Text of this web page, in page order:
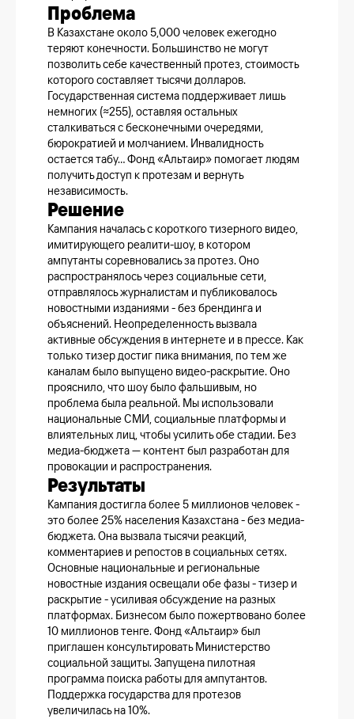
Проблема
В Казахстане около 5,000 человек ежегодно
теряют конечности. Большинство не могут
позволить себе качественный протез, стоимость
которого составляет тысячи долларов.
Государственная система поддерживает лишь
немногих (≈255), оставляя остальных
сталкиваться с бесконечными очередями,
бюрократией и молчанием. Инвалидность
остается табу... Фонд «Альтаир» помогает людям
получить доступ к протезам и вернуть
независимость.
Решение
Кампания началась с короткого тизерного видео,
имитирующего реалити-шоу, в котором
ампутанты соревновались за протез. Оно
распространялось через социальные сети,
отправлялось журналистам и публиковалось
новостными изданиями - без брендинга и
объяснений. Неопределенность вызвала
активные обсуждения в интернете и в прессе. Как
только тизер достиг пика внимания, по тем же
каналам было выпущено видео-раскрытие. Оно
прояснило, что шоу было фальшивым, но
проблема была реальной. Мы использовали
национальные СМИ, социальные платформы и
влиятельных лиц, чтобы усилить обе стадии. Без
медиа-бюджета — контент был разработан для
провокации и распространения.
Результаты
Кампания достигла более 5 миллионов человек -
это более 25% населения Казахстана - без медиа-
бюджета. Она вызвала тысячи реакций,
комментариев и репостов в социальных сетях.
Основные национальные и региональные
новостные издания освещали обе фазы - тизер и
раскрытие - усиливая обсуждение на разных
платформах. Бизнесом было пожертвовано более
10 миллионов тенге. Фонд «Альтаир» был
приглашен консультировать Министерство
социальной защиты. Запущена пилотная
программа поиска работы для ампутантов.
Поддержка государства для протезов
увеличилась на 10%.